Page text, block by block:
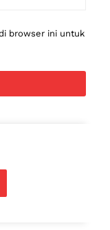
browser ini untuk